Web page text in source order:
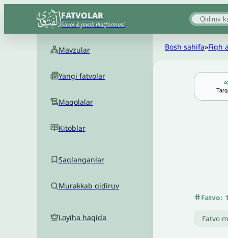
FATVOLAR
Savol & Javob Platformasi
Mavzular
Yangi fatvolar
Maqolalar
Kitoblar
Saqlanganlar
Murakkab qidiruv
Loyiha haqida
Bosh sahifa»Fiqh
Fatvo:
Fatvo